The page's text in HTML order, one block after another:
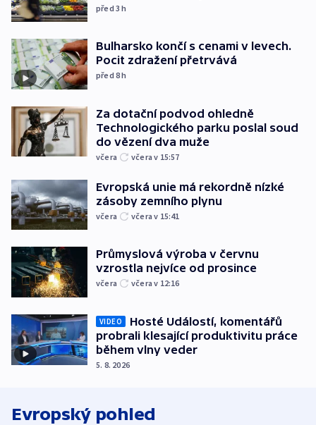
před 3h
Bulharsko končí s cenami v levech.
Pocit zdražení přetrvává
před 8h
Za dotační podvod ohledně
Technologického parku poslal soud
do vězení dva muže
včera včera v 15:57
Evropská unie má rekordně nízké
zásoby zemního plynu
včera včera v 15:41
Průmyslová výroba v červnu
vzrostla nejvíce od prosince
včera včera v 12:16
VIDEO
Hosté Událostí, komentářů
probrali klesající produktivitu práce
během vlny veder
5. 8. 2026
Evropský pohled